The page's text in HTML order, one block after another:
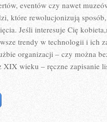
eventów czy nawet
które rewolucjonizują
Jeśli interesuje Cię
trendy w technologii i ich
organizacji – czy można
XIX wieku – ręczne zapisanie